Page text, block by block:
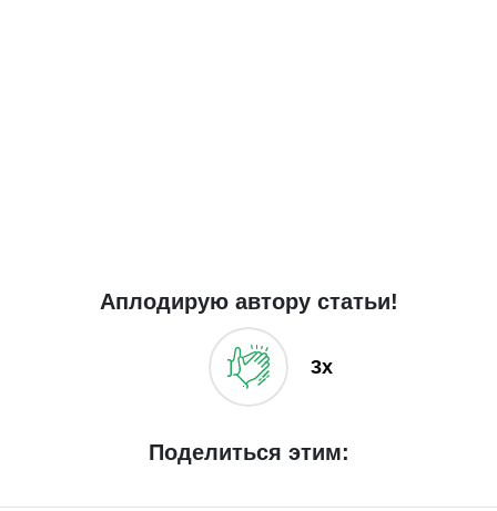
Аплодирую автору статьи!
3x
Поделиться этим: